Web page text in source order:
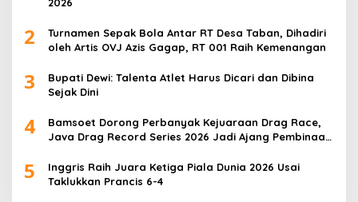
2
Turnamen Sepak Bola Antar RT Desa Taban, Dihadiri
oleh Artis OVJ Azis Gagap, RT 001 Raih Kemenangan
3
Bupati Dewi: Talenta Atlet Harus Dicari dan Dibina
Sejak Dini
4
Bamsoet Dorong Perbanyak Kejuaraan Drag Race,
Java Drag Record Series 2026 Jadi Ajang Pembinaan
5
Inggris Raih Juara Ketiga Piala Dunia 2026 Usai
Taklukkan Prancis 6-4